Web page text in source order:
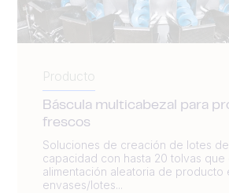
Producto
Báscula multicabezal para
frescos
Soluciones de creación de lotes
capacidad con hasta 20 tolvas que
alimentación aleatoria de producto
envases/lotes...